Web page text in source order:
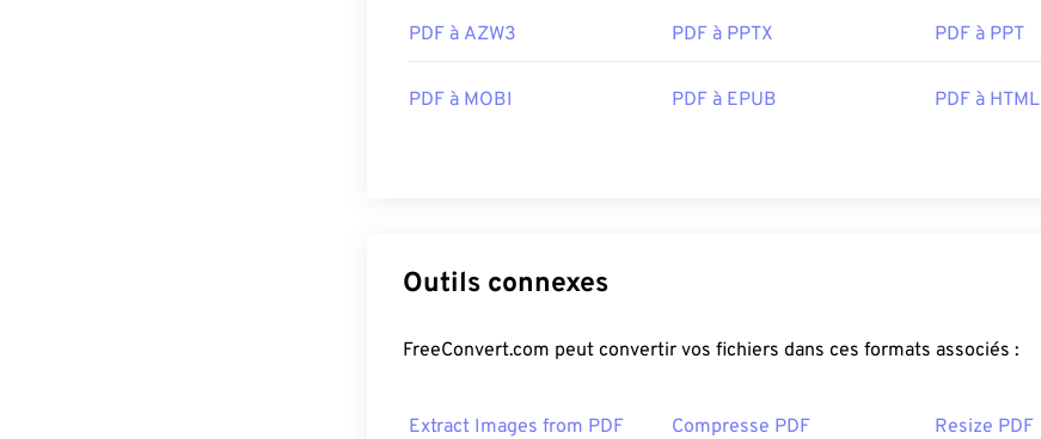
PDF à AZW3 PDF à PPTX PDF à PPT
PDF à MOBI PDF à EPUB PDF à HTML
Outils connexes
FreeConvert.com peut convertir vos fichiers dans ces formats associés :
Extract Images from PDF Compresse PDF Resize PDF